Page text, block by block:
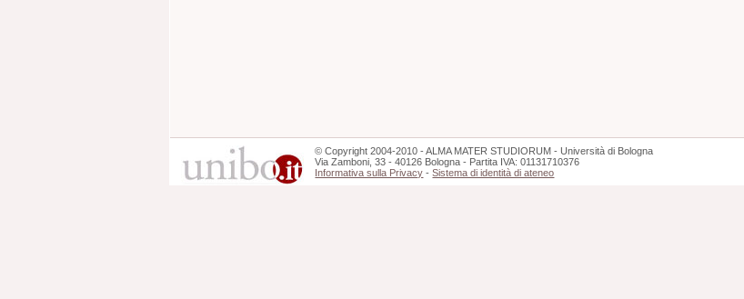
©Copyright 2004-2010 - ALMA MATER STUDIORUM - Università di Bologna
Via Zamboni, 33 - 40126 Bologna - Partita IVA: 01131710376
Informativa sulla Privacy -Sistema di identità di ateneo